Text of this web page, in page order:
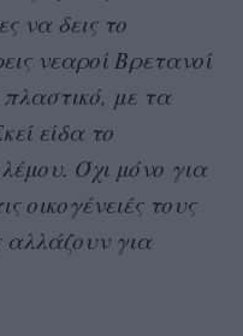
να δεις το
νεαροί Βρετανοί
πλαστικό, με τα
είδα το
Όχι μόνο για
οικογένειές τους
αλλάζουν για